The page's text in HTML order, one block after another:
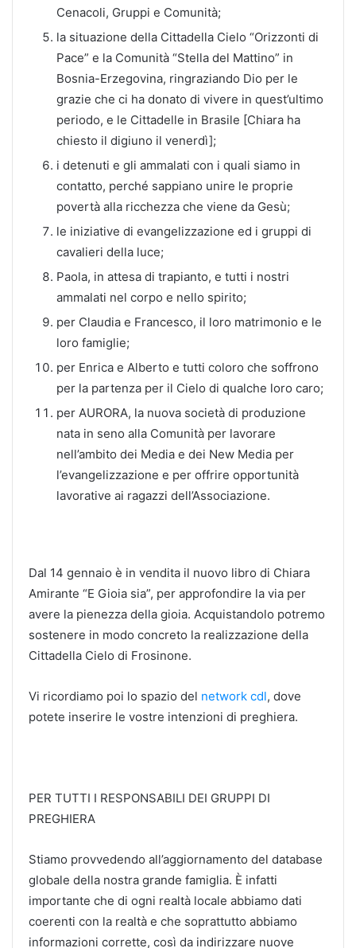
Cenacoli, Gruppi e Comunità;
la situazione della Cittadella Cielo “Orizzonti di
Pace” e la Comunità “Stella del Mattino” in
Bosnia-Erzegovina, ringraziando Dio per le
grazie che ci ha donato di vivere in quest’ultimo
periodo, e le Cittadelle in Brasile [Chiara ha
chiesto il digiuno il venerdì];
i detenuti e gli ammalati con i quali siamo in
contatto, perché sappiano unire le proprie
povertà alla ricchezza che viene da Gesù;
le iniziative di evangelizzazione ed i gruppi di
cavalieri della luce;
Paola, in attesa di trapianto, e tutti i nostri
ammalati nel corpo e nello spirito;
per Claudia e Francesco, il loro matrimonio e le
loro famiglie;
per Enrica e Alberto e tutti coloro che soffrono
per la partenza per il Cielo di qualche loro caro;
per AURORA, la nuova società di produzione
nata in seno alla Comunità per lavorare
nell’ambito dei Media e dei New Media per
l’evangelizzazione e per offrire opportunità
lavorative ai ragazzi dell’Associazione.
Dal 14 gennaio è in vendita il nuovo libro di Chiara
Amirante “E Gioia sia”, per approfondire la via per
avere la pienezza della gioia. Acquistandolo potremo
sostenere in modo concreto la realizzazione della
Cittadella Cielo di Frosinone.
Vi ricordiamo poi lo spazio del network cdl, dove
potete inserire le vostre intenzioni di preghiera.
PER TUTTI I RESPONSABILI DEI GRUPPI DI
PREGHIERA
Stiamo provvedendo all’aggiornamento del database
globale della nostra grande famiglia. È infatti
importante che di ogni realtà locale abbiamo dati
coerenti con la realtà e che soprattutto abbiamo
informazioni corrette, così da indirizzare nuove